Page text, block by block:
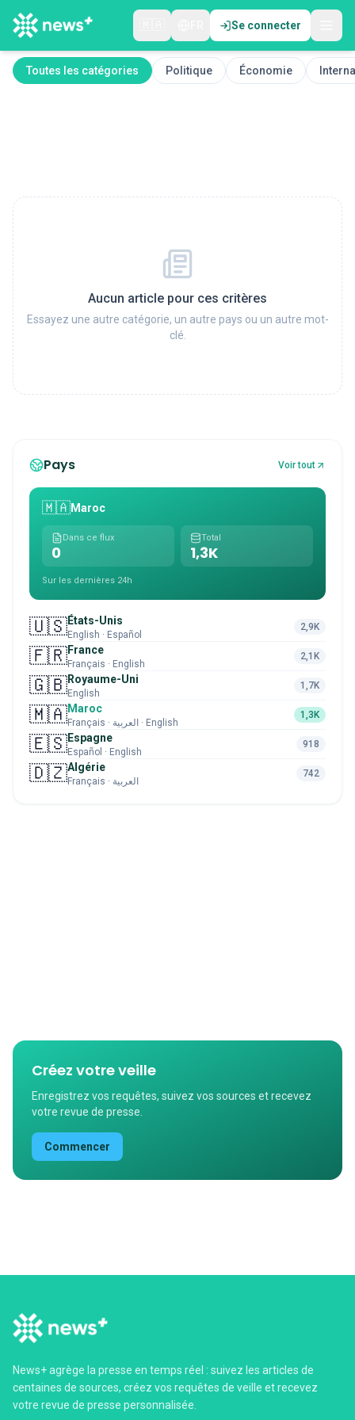
Se connecter
Toutes les catégories Politique Économie
Aucun article pour ces critères
Essayez une autre catégorie, un autre pays ou un autre mot-
clé.
Pays Voir tout
🇲🇦Maroc
Dans ce flux
0
Total
1,3K
Sur les dernières 24h
🇺🇸États-Unis
English · Español
2,9K
🇫🇷France
Français · English
2,1K
🇬🇧Royaume-Uni
English
1,7K
🇲🇦Maroc
Français · العربية · English
1,3K
🇪🇸Espagne
Español · English
918
🇩🇿Algérie
Français · العربية
742
Créez votre veille
Enregistrez vos requêtes, suivez vos sources et recevez
votre revue de presse.
Commencer
News+ agrège la presse en temps réel : suivez les articles de
centaines de sources, créez vos requêtes de veille et recevez
votre revue de presse personnalisée.